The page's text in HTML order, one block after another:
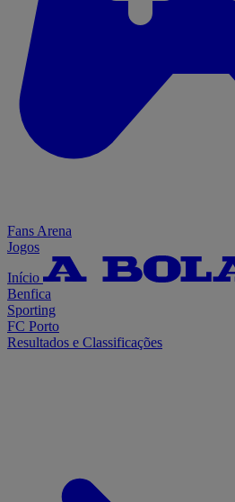
Fans Arena
Jogos
Início
Benfica
Sporting
FC Porto
Resultados e Classificações